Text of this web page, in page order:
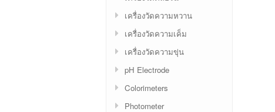
เครื่องวัดความหวาน
เครื่องวัดความเค็ม
เครื่องวัดความขุ่น
pH Electrode
Colorimeters
Photometer